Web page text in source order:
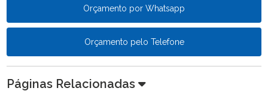
Orçamento por Whatsapp
Orçamento pelo Telefone
Páginas Relacionadas